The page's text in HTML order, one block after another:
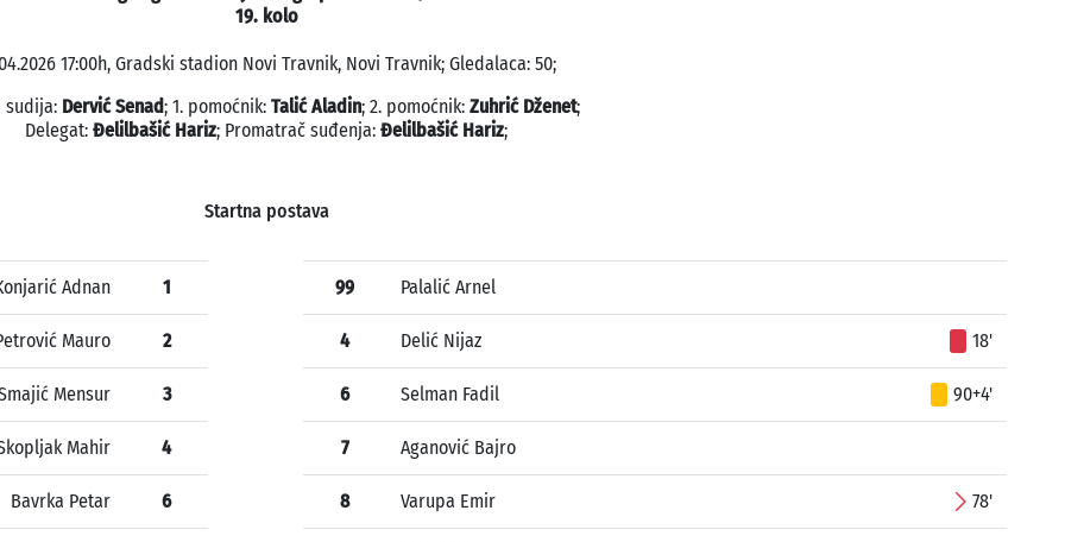
19. kolo
17:00h, Gradski stadion Novi Travnik, Novi Travnik; Gledalaca: 50;
sudija: Dervić Senad; 1. pomoćnik: Talić Aladin; 2. pomoćnik: Zuhrić Dženet;
Delegat: Đelilbašić Hariz; Promatrač suđenja: Đelilbašić Hariz;
Startna postava
Adnan 1
Mauro 2
Mensur 3
Mahir 4
Bavrka Petar 6
99 Palalić Arnel
4 Delić Nijaz 18'
6 Selman Fadil 90+4'
7 Aganović Bajro
8 Varupa Emir 78'